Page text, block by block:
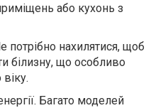
або кухонь з
потрібно нахилятися, щоб
білизну, що особливо
Багато моделей